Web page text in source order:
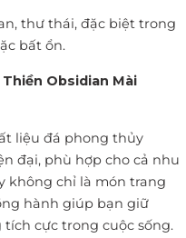
thư thái, đặc biệt trong
bất ổn.
Obsidian Mài
liệu đá phong thủy
đại, phù hợp cho cả nhu
không chỉ là món trang
hành giúp bạn giữ
cực trong cuộc sống.